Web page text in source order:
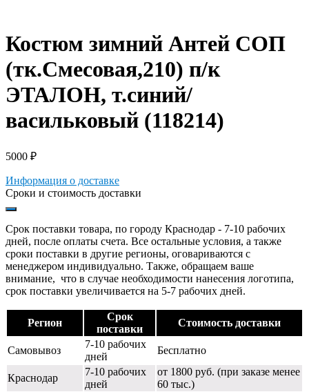
Костюм зимний Антей СОП
(тк.Смесовая,210) п/к
ЭТАЛОН, т.синий/
васильковый (118214)
5000 ₽
Информация о доставке
Сроки и стоимость доставки
Срок поставки товара, по городу Краснодар - 7-10 рабочих
дней, после оплаты счета. Все остальные условия, а также
сроки поставки в другие регионы, оговариваются с
менеджером индивидуально. Также, обращаем ваше
внимание, что в случае необходимости нанесения логотипа,
срок поставки увеличивается на 5-7 рабочих дней.
Регион
Срок
поставки
Стоимость доставки
Самовывоз
7-10 рабочих
дней
Бесплатно
Краснодар
7-10 рабочих
дней
от 1800 руб. (при заказе менее
60 тыс.)